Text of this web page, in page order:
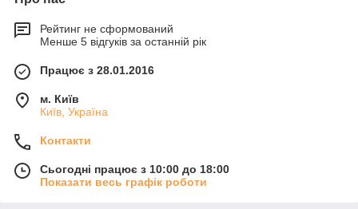
Рейтинг не сформований
Менше 5 відгуків за останній рік
Працює з 28.01.2016
м. Київ
Київ, Україна
Контакти
Сьогодні працює з 10:00 до 18:00
Показати весь графік роботи